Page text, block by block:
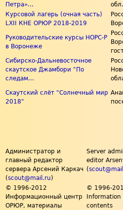
Петра»...
Курсовой лагерь (очная часть)
LXII КНЕ ОРЮР 2018-2019
Руководительские курсы НОРС-Р
в Воронеже
Сибирско-Дальневосточное
скаутское Джамбори "По
следам...
Скаутский слёт "Солнечный мир
2018"
Администратор и
главный редактор
сервера Арсений Каркач
(scout@mail.ru)
Server
editor
(
© 1996-2012
Информационный центр
ОРЮР, материалы
© 1996-
Information
contents